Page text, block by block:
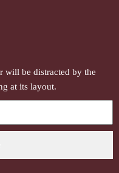
will be distracted by the
at its layout.